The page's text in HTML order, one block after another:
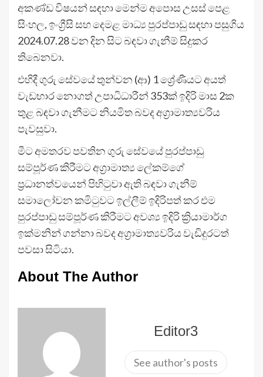
අකණ්ඩ විෂයන් සඳහා මෙන්ම අපොස උසස් පෙළ
සිංහල, ඉංග්‍රීසි සහ දෙමළ මාධ්‍ය පුරප්පාඩු සඳහා පසුගිය
2024.07.28 වන දින සිට බඳවා ගැනීම් සිදුකර
තිබෙනවා.
එහිදී ගුරු සේවයේ තුන්වන (ආ) 1 ශ්‍රේණීයට අයත්
වැඩභාර නොගත් උපාධිධාරීන් 353ක් ඉදිරි මාස 2ක
තුළ බඳවා ගැනීමට නියමිත බවද අග්‍රාමාත්‍යවරිය
පැවසුවා.
මීට අමතරව පවතින ගුරු සේවයේ පුරප්පාඩු
සම්පූර්ණ කිරීමට අග්‍රාමාත්‍ය ලේකම්ගේ
ප්‍රධානත්වයෙන් පිහිටුවා ඇති බඳවා ගැනීම්
සමාලෝචන කමිටුවට ඉල්ලීම් ඉදිරිපත් කර එම
පුරප්පාඩු සම්පූර්ණ කිරීමට අවශ්‍ය ඉදිරි ක්‍රියාමාර්ග
ඉක්මනින් ගන්නා බවද අග්‍රාමාත්‍යවරිය වැඩිදුරටත්
පවසා සිටියා.
About The Author
Editor3
See author's posts